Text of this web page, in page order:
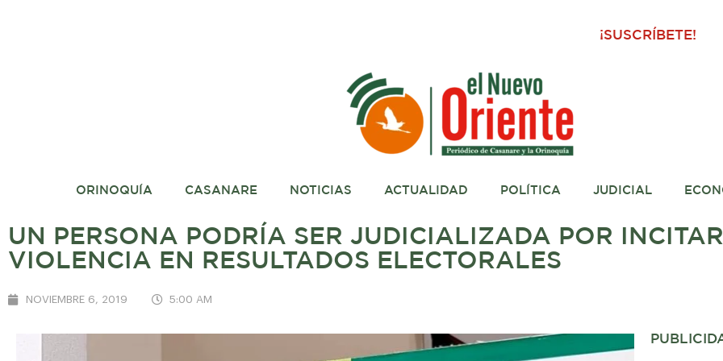
¡SUSCRÍBETE!
ORINOQUÍA CASANARE NOTICIAS ACTUALIDAD POLÍTICA JUDICIAL
UN PERSONA PODRÍA SER JUDICIALIZADA POR
VIOLENCIA EN RESULTADOS ELECTORALES
NOVIEMBRE 6, 2019 5:00 AM